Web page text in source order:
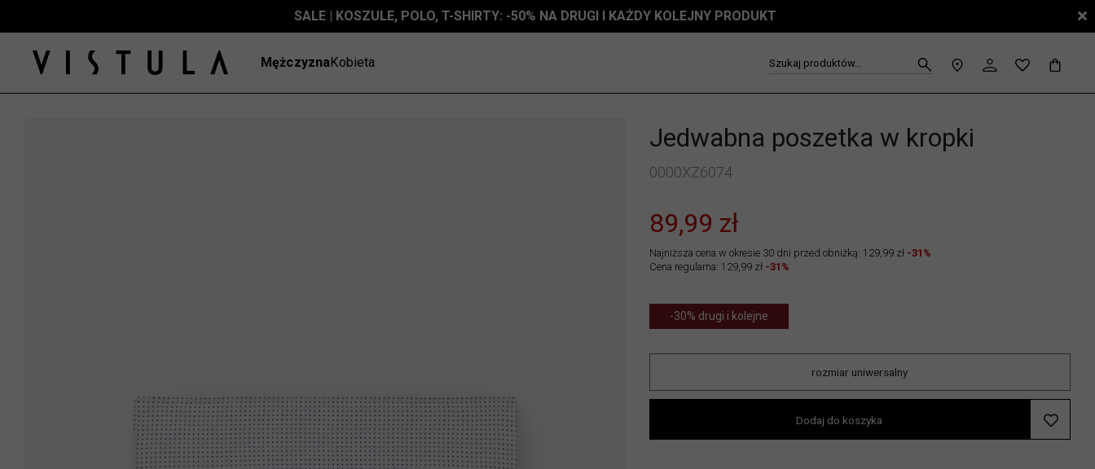
SALE | KOSZULE, POLO, T-SHIRTY: -50% NA DRUGI I KAŻDY KOLEJNY PRODUKT
MężczyznaKobieta Szukaj produktów...
Jedwabna poszetka w kropki
0000XZ6074
89,99 zł
Najniższa cena w okresie 30 dni przed obniżką: 129,99 zł -31%
Cena regularna: 129,99 zł -31%
-30% drugi i kolejne
rozmiar uniwersalny
Dodaj do koszyka